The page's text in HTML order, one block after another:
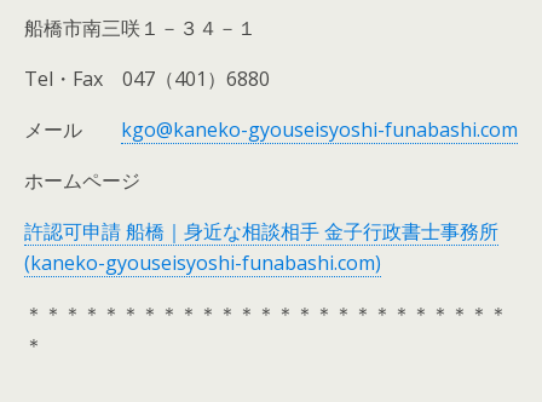
船橋市南三咲１－３４－１
Tel・Fax 047（401）6880
メール kgo@kaneko-gyouseisyoshi-funabashi.com
ホームページ
許認可申請 船橋｜身近な相談相手 金子行政書士事務所
(kaneko-gyouseisyoshi-funabashi.com)
＊＊＊＊＊＊＊＊＊＊＊＊＊＊＊＊＊＊＊＊＊＊＊＊＊
＊